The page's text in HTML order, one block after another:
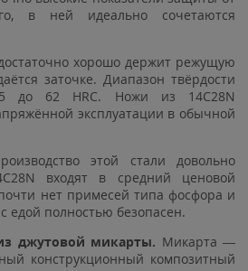
в ней идеально сочетаются
хорошо держит режущую
заточке. Диапазон твёрдости
до 62 HRC. Ножи из 14C28N
эксплуатации в обычной
этой стали довольно
входят в средний ценовой
нет примесей типа фосфора и
едой полностью безопасен.
джутовой микарты. Микарта —
конструкционный композитный